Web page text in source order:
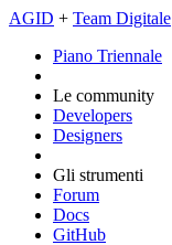
AGID + Team Digitale
Piano Triennale
Le community
Developers
Designers
Gli strumenti
Forum
Docs
GitHub